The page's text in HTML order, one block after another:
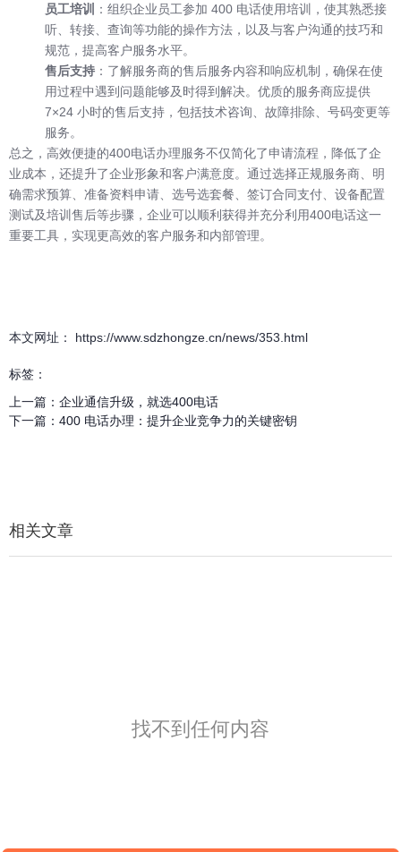
员工培训
：组织企业员工参加 400 电话使用培训，使其熟悉接
听、转接、查询等功能的操作方法，以及与客户沟通的技巧和
规范，提高客户服务水平。
售后支持 ：了解服务商的售后服务内容和响应机制，确保在使
用过程中遇到问题能够及时得到解决。优质的服务商应提供
7×24 小时的售后支持，包括技术咨询、故障排除、号码变更等
服务。
总之，高效便捷的400电话办理服务不仅简化了申请流程，降低了企
业成本，还提升了企业形象和客户满意度。通过选择正规服务商、明
确需求预算、准备资料申请、选号选套餐、签订合同支付、设备配置
测试及培训售后等步骤，企业可以顺利获得并充分利用400电话这一
重要工具，实现更高效的客户服务和内部管理。
本文网址： https://www.sdzhongze.cn/news/353.html
标签：
上一篇： 企业通信升级，就选400电话
下一篇： 400 电话办理：提升企业竞争力的关键密钥
相关文章
找不到任何内容